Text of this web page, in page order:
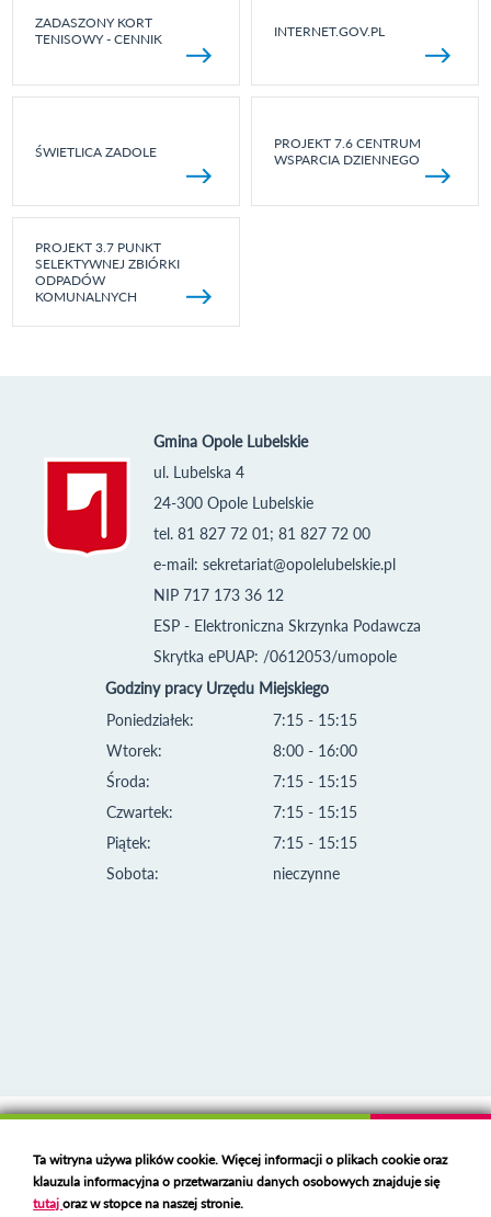
ZADASZONY KORT
TENISOWY - CENNIK
INTERNET.GOV.PL
ŚWIETLICA ZADOLE
PROJEKT 7.6 CENTRUM
WSPARCIA DZIENNEGO
PROJEKT 3.7 PUNKT
SELEKTYWNEJ ZBIÓRKI
ODPADÓW
KOMUNALNYCH
Gmina Opole Lubelskie
ul. Lubelska 4
24-300 Opole Lubelskie
tel. 81 827 72 01; 81 827 72 00
e-mail: sekretariat@opolelubelskie.pl
NIP 717 173 36 12
ESP - Elektroniczna Skrzynka Podawcza
Skrytka ePUAP: /0612053/umopole
Godziny pracy Urzędu Miejskiego
Poniedziałek:
Wtorek:
Środa:
Czwartek:
Piątek:
Sobota:
7:15 - 15:15
8:00 - 16:00
7:15 - 15:15
7:15 - 15:15
7:15 - 15:15
nieczynne
Deklaracja dostępności
Polski serwer RBL
https://polspam.pl/
Ta witryna używa plików cookie. Więcej informacji o plikach cookie oraz
klauzula informacyjna o przetwarzaniu danych osobowych znajduje się
tutajoraz w stopce na naszej stronie.